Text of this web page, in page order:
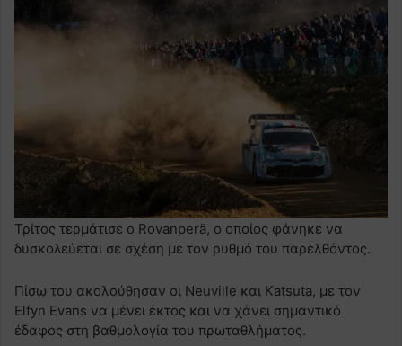
Τρίτος τερμάτισε ο Rovanperä, ο οποίος φάνηκε να
δυσκολεύεται σε σχέση με τον ρυθμό του παρελθόντος.
Πίσω του ακολούθησαν οι Neuville και Katsuta, με τον
Elfyn Evans να μένει έκτος και να χάνει σημαντικό
έδαφος στη βαθμολογία του πρωταθλήματος.